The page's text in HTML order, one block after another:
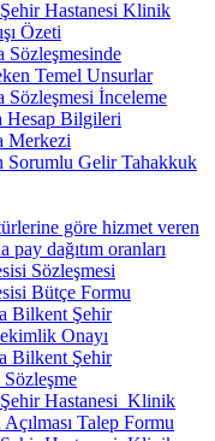
Hastanesi Klinik
Özeti
Sözleşmesinde
Temel Unsurlar
Sözleşmesi İnceleme
Hesap Bilgileri
Merkezi
Sorumlu Gelir Tahakkuk
göre hizmet veren
pay dağıtım oranları
Sözleşmesi
Bütçe Formu
Bilkent Şehir
Onayı
Bilkent Şehir
Hastanesi_Klinik
Talep Formu